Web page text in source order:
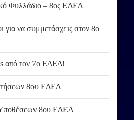
Φυλλάδιο – 8ος ΕΔΕΔ
για να συμμετάσχεις στον 8ο
από τον 7ο ΕΔΕΔ!
8ου ΕΔΕΔ
8ου ΕΔΕΔ